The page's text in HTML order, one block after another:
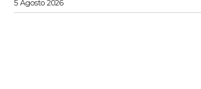
5 Agosto 2026